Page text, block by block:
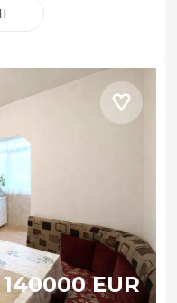
140000 EUR